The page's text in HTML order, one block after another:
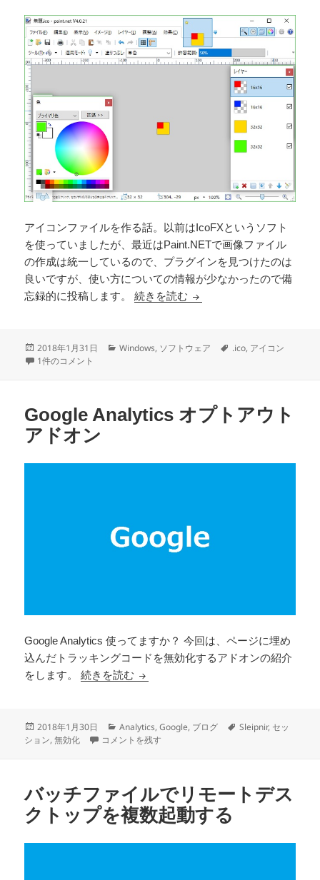
アイコンファイルを作る話。以前はIcoFXというソフト
を使っていましたが、最近はPaint.NETで画像ファイル
の作成は統一しているので、プラグインを見つけたのは
良いですが、使い方についての情報が少なかったので備
忘録的に投稿します。続きを読む Paint.NET でアイコン（
投
稿
2018年1月31日
カ
Windows, ソフトウェア
タ
.ico, アイコン
Paint.NET でアイコン（.ico）ファイルを作る への
1件のコメント
Google Analytics オプトアウト
アドオン
Google Analytics 使ってますか？ 今回は、ページに埋め
込んだトラッキングコードを無効化するアドオンの紹介
をします。続きを読む Google Analytics オプトアウト アドオ
投
稿
2018年1月30日
カ
テ
Analytics,Google, ブログ
タ
Sleipnir, セッ
ション,無効化 Google Analytics オプトアウト アドオン に
コメントを残す
バッチファイルでリモートデス
クトップを複数起動する